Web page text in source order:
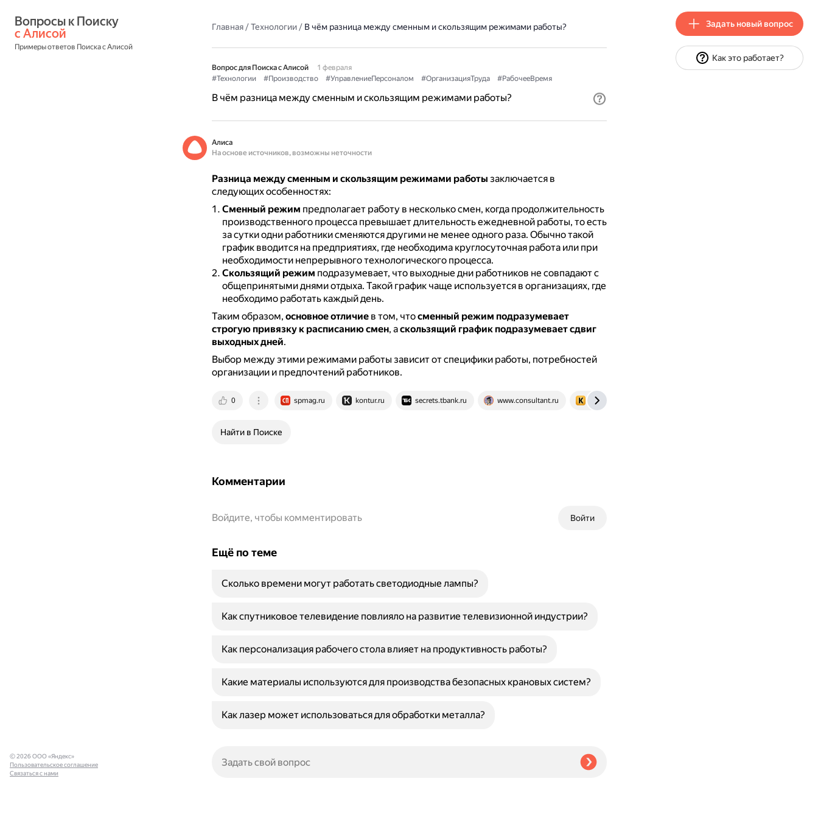
с Алисой
Примеры ответов Поиска с Алисой
Главная/Технологии/ В чём разница между сменным и скользящим режимами работы?
Вопрос для Поиска с Алисой
1 февраля
#Технологии
#Производство #УправлениеПерсоналом #ОрганизацияТруда #РабочееВремя
В чём разница между сменным и скользящим режимами работы?
Алиса
На основе источников, возможны неточности
Разница между сменным и скользящим режимами работы заключается в
следующих особенностях:
Сменный режим предполагает работу в несколько смен, когда продолжительность
производственного процесса превышает длительность ежедневной работы, то есть
за сутки одни работники сменяются другими не менее одного раза. Обычно такой
график вводится на предприятиях, где необходима круглосуточная работа или при
необходимости непрерывного технологического процесса.
Скользящий режим подразумевает, что выходные дни работников не совпадают с
общепринятыми днями отдыха. Такой график чаще используется в организациях, где
необходимо работать каждый день.
Таким образом, основное отличиев том, чтосменный режим подразумевает
строгую привязку к расписанию смен, аскользящий график подразумевает сдвиг
выходных дней.
Выбор между этими режимами работы зависит от специфики работы, потребностей
организации и предпочтений работников.
0 spmag.ru kontur.ru secrets.tbank.ru www.consultant.ru www.kdelo.ru
Найти в Поиске
Комментарии
Войти
Войдите, чтобы комментировать
Ещё по теме
Сколько времени могут работать светодиодные лампы?
Как спутниковое телевидение повлияло на развитие телевизионной индустрии?
Как персонализация рабочего стола влияет на продуктивность работы?
Какие материалы используются для производства безопасных крановых систем?
Как лазер может использоваться для обработки металла?
© 2026 ООО «Яндекс»
Пользовательское соглашение
Связаться с нами
Задать новый вопрос
Как это работает?